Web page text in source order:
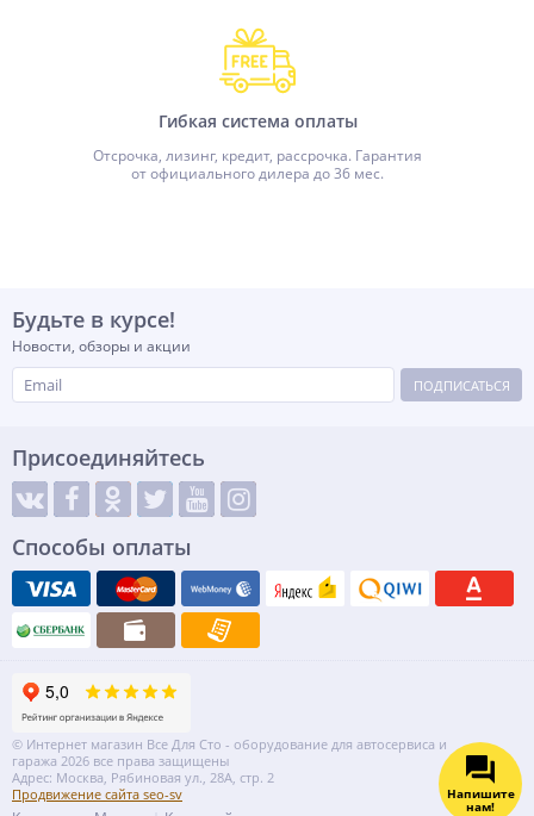
Гибкая система оплаты
Отсрочка, лизинг, кредит, рассрочка. Гарантия
от официального дилера до 36 мес.
Будьте в курсе!
Новости, обзоры и акции
ПОДПИСАТЬСЯ
Присоединяйтесь
Способы оплаты
© Интернет магазин Все Для Сто - оборудование для автосервиса и
гаража 2026 все права защищены
Адрес: Москва, Рябиновая ул., 28А, стр. 2
Продвижение сайта seo-sv
Напишите
нам!